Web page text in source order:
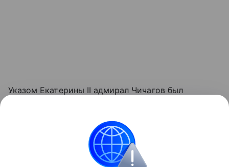
Указом Екатерины II адмирал Чичагов был
адмирал Мусин-Пушкин - золотой шпагой с
бриллиантами, контр-адмирал Ханыков - орденом
Св. Владимира II степени. Капитаны кораблей
получили золотые шпаги с надписью за храбрость.